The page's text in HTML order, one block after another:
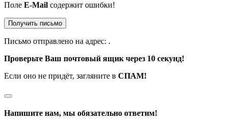
Поле E-Mail содержит ошибки!
Получить письмо
Письмо отправлено на адрес: .
Проверьте Ваш почтовый ящик через 10 секунд!
Если оно не придёт, загляните в СПАМ!
Напишите нам, мы обязательно ответим!